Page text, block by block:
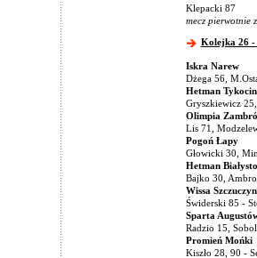
Klepacki 87
mecz pierwotnie
Kolejka 26 -
Iskra Narew
Dżega 56,
Hetman Tykocin
Gryszkiewicz
Olimpia
Lis 71,
Pogoń Łapy
Głowicki 30,
Hetman
Bajko 30,
Wissa Szczuczyn
Świderski 85 -
Sparta
Radzio 15,
Promień Mońki
Kiszło 28, 90 -